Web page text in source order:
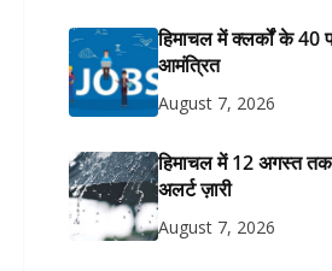
हिमाचल में क्लर्कों के 40
आमंत्रित
August 7, 2026
हिमाचल में 12 अगस्त तक
अलर्ट ज़ारी
August 7, 2026